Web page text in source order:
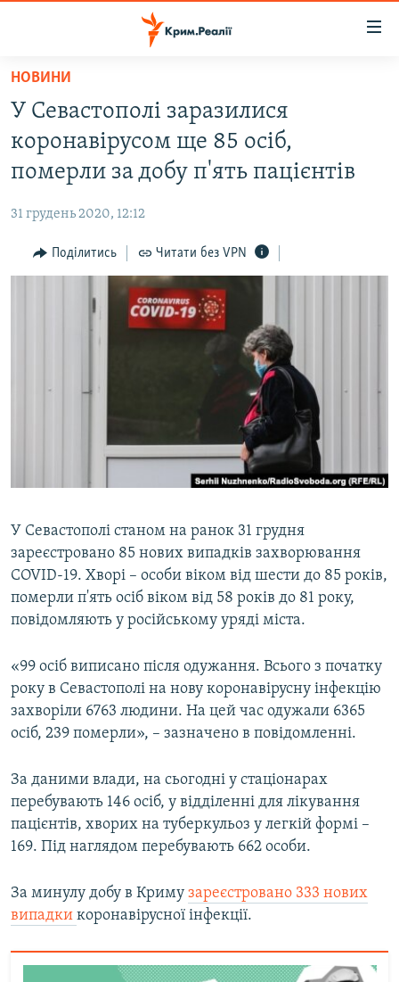
Перейти
основного
матеріалу
Перейти
до
основної
навігації
Перейти
до
ВІДЕО ТА ФОТО
БЛОГИ
ПОГЛЯД
ВСЕ ЗА ДЕНЬ
СВІДЧЕННЯ ОКУПАЦІЇ
ЯК ОБІЙТИ БЛОКУВАННЯ
Усі сайти RFE/RL
НОВИНИ
У Севастополі заразилися
коронавірусом ще 85 осіб,
померли за добу п'ять пацієнтів
31 грудень 2020, 12:12
Поділитись Читати без VPN
У Севастополі станом на ранок 31 грудня
зареєстровано 85 нових випадків захворювання
COVID-19. Хворі – особи віком від шести до 85 років,
померли п'ять осіб віком від 58 років до 81 року,
повідомляють у російському уряді міста.
«99 осіб виписано після одужання. Всього з початку
року в Севастополі на нову коронавірусну інфекцію
захворіли 6763 людини. На цей час одужали 6365
осіб, 239 померли», – зазначено в повідомленні.
За даними влади, на сьогодні у стаціонарах
перебувають 146 осіб, у відділенні для лікування
пацієнтів, хворих на туберкульоз у легкій формі –
169. Під наглядом перебувають 662 особи.
За минулу добу в Криму зареєстровано 333 нових
випадки коронавірусної інфекції.